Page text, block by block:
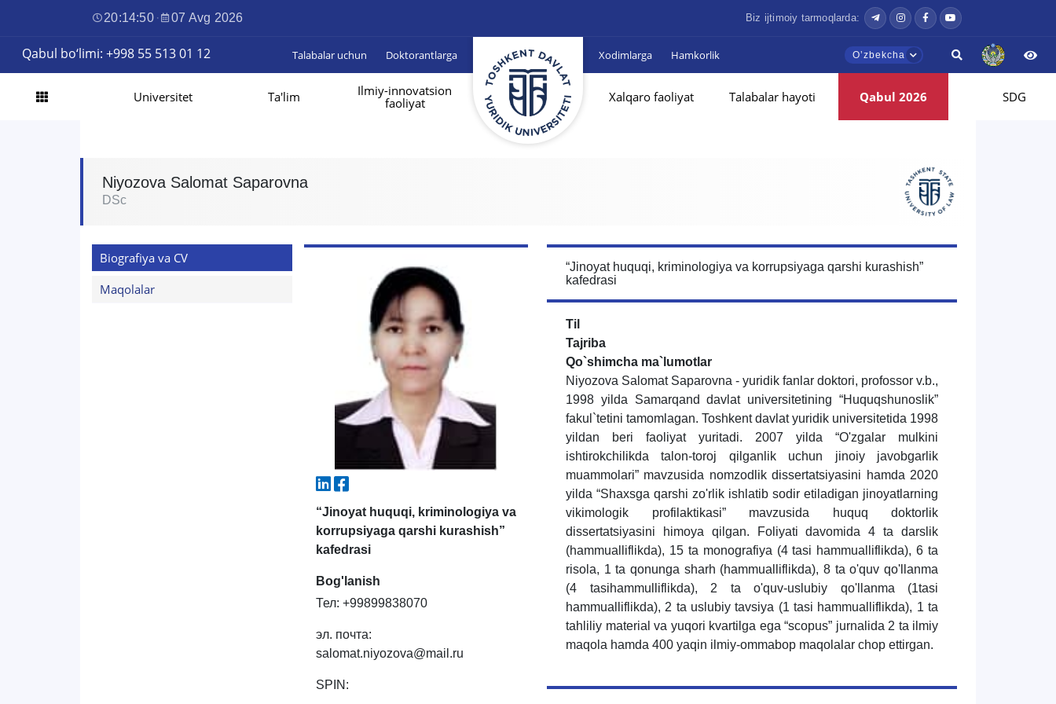
20:14:51 · 07 Avg 2026 Biz ijtimoiy tarmoqlarda:
Qabul bo‘limi: +998 55 513 01 12 Talabalar uchun Doktorantlarga Xodimlarga Hamkorlik Oʼzbekcha
Universitet Ta'lim
Ilmiy-innovatsion
faoliyat
Xalqaro faoliyat Talabalar hayoti Qabul 2026 SDG
Niyozova Salomat Saparovna
DSc
Biografiya va CV
Maqolalar
“Jinoyat huquqi, kriminologiya va
korrupsiyaga qarshi kurashish”
kafedrasi
Bog'lanish
Тел: +99899838070
эл. почта:
salomat.niyozova@mail.ru
SPIN:
“Jinoyat huquqi, kriminologiya va korrupsiyaga qarshi kurashish”
kafedrasi
Til
Tajriba
Qo`shimcha ma`lumotlar
Niyozova Salomat Saparovna - yuridik fanlar doktori, profossor v.b.,
1998 yilda Samarqand davlat universitetining “Huquqshunoslik”
fakul`tetini tamomlagan. Toshkent davlat yuridik universitetida 1998
yildan beri faoliyat yuritadi. 2007 yilda “O'zgalar mulkini
ishtirokchilikda talon-toroj qilganlik uchun jinoiy javobgarlik
muammolari” mavzusida nomzodlik dissertatsiyasini hamda 2020
yilda “Shaxsga qarshi zo'rlik ishlatib sodir etiladigan jinoyatlarning
vikimologik profilaktikasi” mavzusida huquq doktorlik
dissertatsiyasini himoya qilgan. Foliyati davomida 4 ta darslik
(hammualliflikda), 15 ta monografiya (4 tasi hammualliflikda), 6 ta
risola, 1 ta qonunga sharh (hammualliflikda), 8 ta o'quv qo'llanma
(4 tasihammulliflikda), 2 ta o'quv-uslubiy qo'llanma (1tasi
hammualliflikda), 2 ta uslubiy tavsiya (1 tasi hammualliflikda), 1 ta
tahliliy material va yuqori kvartilga ega “scopus” jurnalida 2 ta ilmiy
maqola hamda 400 yaqin ilmiy-ommabop maqolalar chop ettirgan.